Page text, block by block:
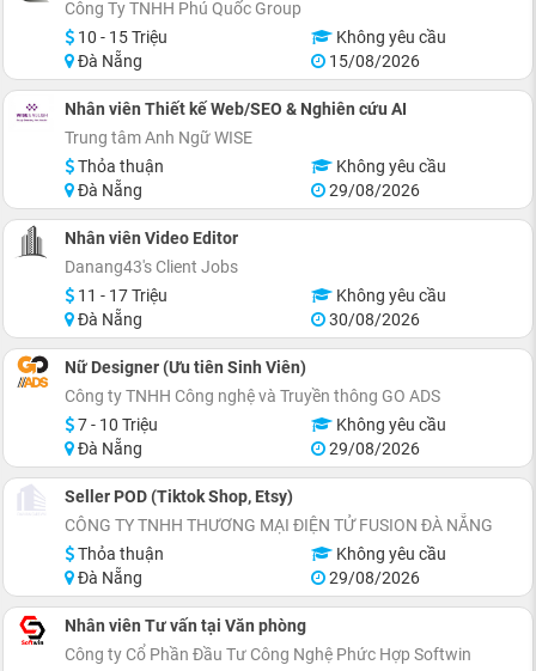
Công Ty TNHH Phú Quốc Group
10 - 15 Triệu
Không yêu cầu
Đà Nẵng
15/08/2026
Nhân viên Thiết kế Web/SEO & Nghiên cứu AI
Trung tâm Anh Ngữ WISE
Thỏa thuận
Không yêu cầu
Đà Nẵng
29/08/2026
Nhân viên Video Editor
Danang43's Client Jobs
11 - 17 Triệu
Không yêu cầu
Đà Nẵng
30/08/2026
Nữ Designer (Ưu tiên Sinh Viên)
Công ty TNHH Công nghệ và Truyền thông GO ADS
7 - 10 Triệu
Không yêu cầu
Đà Nẵng
29/08/2026
Seller POD (Tiktok Shop, Etsy)
CÔNG TY TNHH THƯƠNG MẠI ĐIỆN TỬ FUSION ĐÀ NẴNG
Thỏa thuận
Không yêu cầu
Đà Nẵng
29/08/2026
Nhân viên Tư vấn tại Văn phòng
Công ty Cổ Phần Đầu Tư Công Nghệ Phức Hợp Softwin